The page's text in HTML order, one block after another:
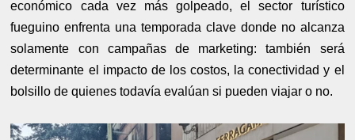
económico cada vez más golpeado, el sector turístico
fueguino enfrenta una temporada clave donde no alcanza
solamente con campañas de marketing: también será
determinante el impacto de los costos, la conectividad y el
bolsillo de quienes todavía evalúan si pueden viajar o no.